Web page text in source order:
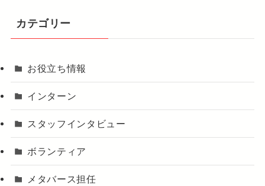
カテゴリー
お役立ち情報
インターン
スタッフインタビュー
ボランティア
メタバース担任